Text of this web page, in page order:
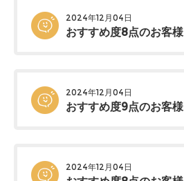
2024年12月04日
おすすめ度8点のお客様
2024年12月04日
おすすめ度9点のお客様
2024年12月04日